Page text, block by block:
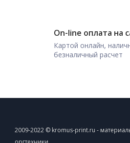
On-line оплата на
Картой онлайн,
безналичный расчет
2009-2022 © kromus-print.ru -